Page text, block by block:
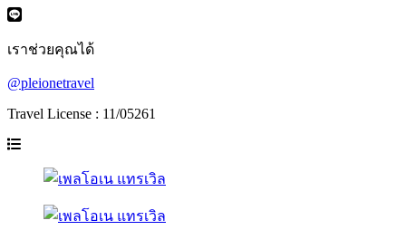
เราช่วยคุณได้
@pleionetravel
Travel License : 11/05261